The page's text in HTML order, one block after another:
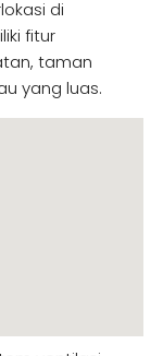
di
fitur
taman
yang luas.